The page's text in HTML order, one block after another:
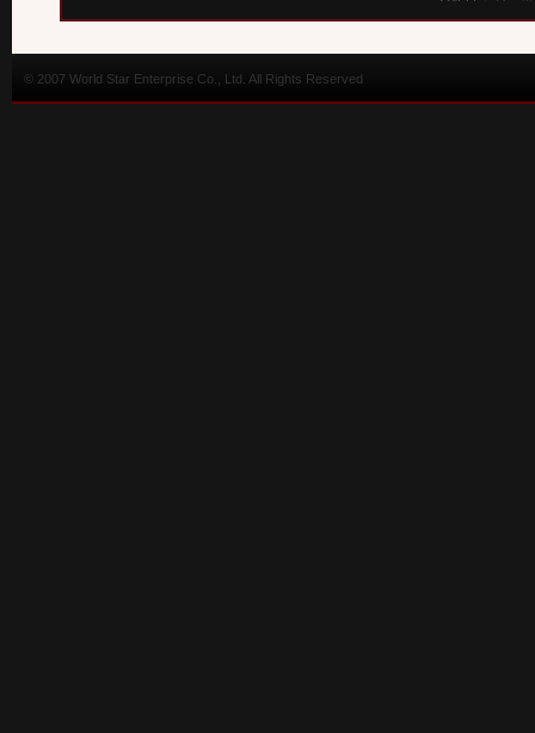
© 2007 World Star Enterprise Co., Ltd. All Rights Reserved